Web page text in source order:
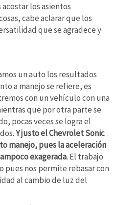
acostar los asientos
cabe aclarar que los
que se agradece y
un auto los resultados
a manejo se refiere, es
con un vehículo con una
que por otra parte se
pocas veces se logra el
Y justo el Chevrolet Sonic
manejo, pues la aceleración
exagerada. El trabajo
pues nos permite rebasar con
al cambio de luz del